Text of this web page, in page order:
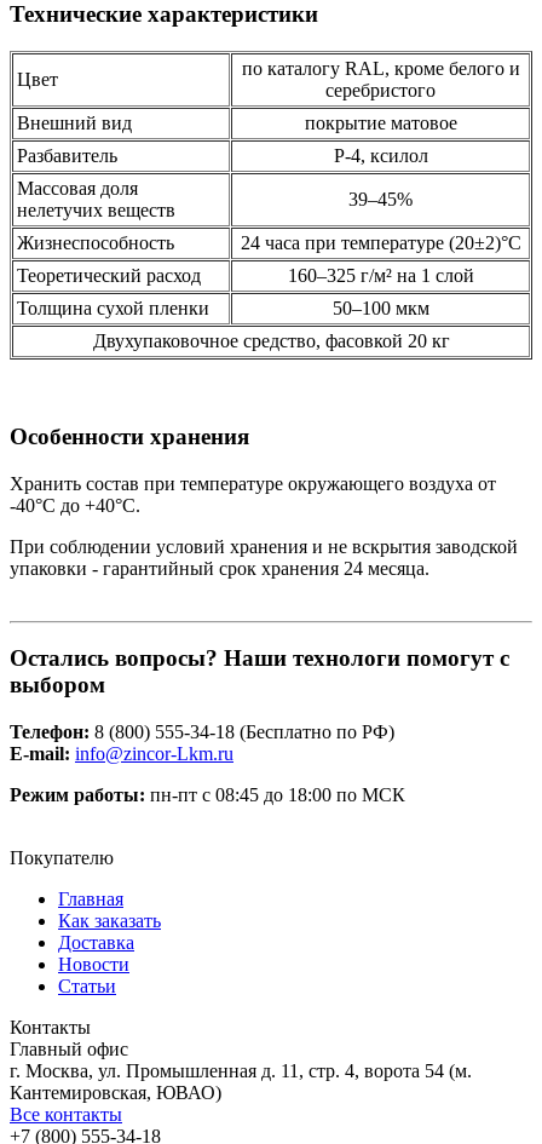
Технические характеристики
Цвет
по каталогу RAL, кроме белого и
серебристого
Внешний вид
покрытие матовое
Разбавитель
Р-4, ксилол
Массовая доля
нелетучих веществ
39–45%
Жизнеспособность
24 часа при температуре (20±2)°С
Теоретический расход
160–325 г/м² на 1 слой
Толщина сухой пленки
50–100 мкм
Двухупаковочное средство, фасовкой 20 кг
Особенности хранения
Хранить состав при температуре окружающего воздуха от
-40°С до +40°С.
При соблюдении условий хранения и не вскрытия заводской
упаковки - гарантийный срок хранения 24 месяца.
Остались вопросы? Наши технологи помогут с
выбором
Телефон: 8 (800) 555-34-18 (Бесплатно по РФ)
Е-mail: info@zincor-Lkm.ru
Режим работы: пн-пт с 08:45 до 18:00 по МСК
Покупателю
Главная
Как заказать
Доставка
Новости
Статьи
Контакты
Главный офис
г. Москва, ул. Промышленная д. 11, стр. 4, ворота 54 (м.
Кантемировская, ЮВАО)
Все контакты
+7 (800) 555-34-18